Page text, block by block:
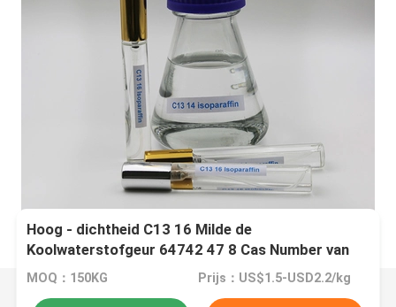
Hoog - dichtheid C13 16 Milde de
Koolwaterstofgeur 64742 47 8 Cas Number van
Isoparaffin
MOQ：150KG Prijs：US$1.5-USD2.2/kg